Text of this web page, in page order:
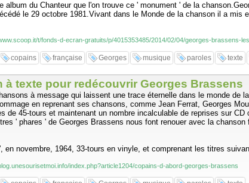
du Chanteur que l'on trouve ce ' monument ' de la
le 29 octobre 1981.Vivant dans le Monde de la chanson il a
t/fonds-d-ecran-gratuits/p/4015353485/2014/02/04/georges-brassens-
copains française Georges musique paroles texte
texte pour redécouvrir Georges Brassens
à message qui laissent une trace éternelle dans le monde de
en reprenant ses chansons, comme Jean Ferrat, Georges
de 45-tours et maintenant un nombre incalculable de reprises sur
' phares ' de Georges Brassens nous font renouer avec la
en novembre, 1964, 33-tours en vinyle, et comprenant les titres
index.php?article1204/copains-d-abord-georges-brassens